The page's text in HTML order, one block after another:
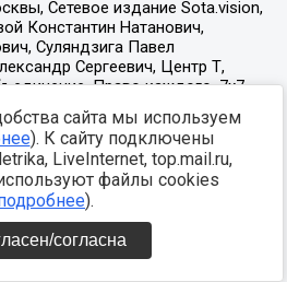
сайта мы используем
). К сайту подключены
LiveInternet, top.mail.ru,
файлы cookies
).
согласна